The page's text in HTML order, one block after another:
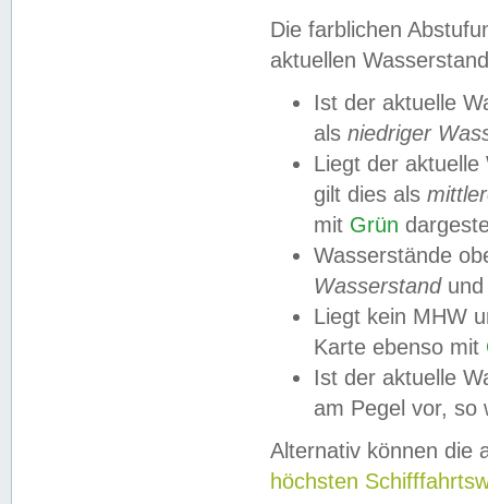
Die farblichen
aktuellen
Ist der aktuelle
als niedriger
Liegt der
gilt dies als
mit Grün
Wasserstände
Wasserstandund
Liegt kein MHW
Karte ebenso mit
Ist der aktuelle
am Pegel vor,
Alternativ können die
höchsten